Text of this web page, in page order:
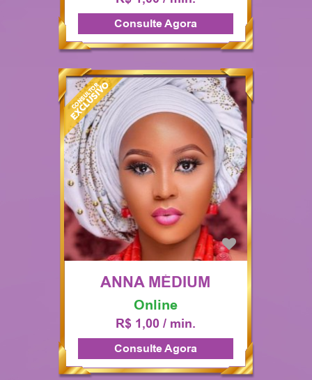
Consulte Agora
ANNA MÉDIUM
Online
R$ 1,00 / min.
Consulte Agora